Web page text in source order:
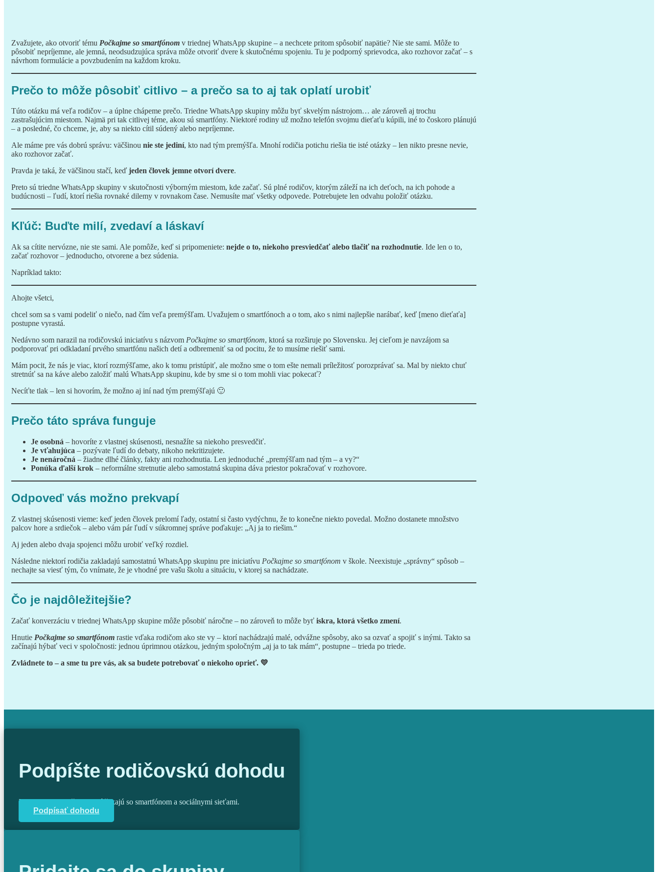
Zvažujete, ako otvoriť tému Počkajme so smartfónom v triednej WhatsApp skupine – a nechcete pritom spôsobiť napätie? Nie ste sami. Môže to
pôsobiť nepríjemne, ale jemná, neodsudzujúca správa môže otvoriť dvere k skutočnému spojeniu. Tu je podporný sprievodca, ako rozhovor začať – s
návrhom formulácie a povzbudením na každom kroku.
Prečo to môže pôsobiť citlivo – a prečo sa to aj tak oplatí urobiť
Túto otázku má veľa rodičov – a úplne chápeme prečo. Triedne WhatsApp skupiny môžu byť skvelým nástrojom… ale zároveň aj trochu
zastrašujúcim miestom. Najmä pri tak citlivej téme, akou sú smartfóny. Niektoré rodiny už možno telefón svojmu dieťaťu kúpili, iné to čoskoro plánujú
– a posledné, čo chceme, je, aby sa niekto cítil súdený alebo nepríjemne.
Ale máme pre vás dobrú správu: väčšinou nie ste jediní, kto nad tým premýšľa. Mnohí rodičia potichu riešia tie isté otázky – len nikto presne nevie,
ako rozhovor začať.
Pravda je taká, že väčšinou stačí, keď jeden človek jemne otvorí dvere.
Preto sú triedne WhatsApp skupiny v skutočnosti výborným miestom, kde začať. Sú plné rodičov, ktorým záleží na ich deťoch, na ich pohode a
budúcnosti – ľudí, ktorí riešia rovnaké dilemy v rovnakom čase. Nemusíte mať všetky odpovede. Potrebujete len odvahu položiť otázku.
Kľúč: Buďte milí, zvedaví a láskaví
Ak sa cítite nervózne, nie ste sami. Ale pomôže, keď si pripomeniete: nejde o to, niekoho presviedčať alebo tlačiť na rozhodnutie. Ide len o to,
začať rozhovor – jednoducho, otvorene a bez súdenia.
Napríklad takto:
Ahojte všetci,
chcel som sa s vami podeliť o niečo, nad čím veľa premýšľam. Uvažujem o smartfónoch a o tom, ako s nimi najlepšie narábať, keď [meno dieťaťa]
postupne vyrastá.
Nedávno som narazil na rodičovskú iniciatívu s názvom Počkajme so smartfónom, ktorá sa rozširuje po Slovensku. Jej cieľom je navzájom sa
podporovať pri odkladaní prvého smartfónu našich detí a odbremeniť sa od pocitu, že to musíme riešiť sami.
Mám pocit, že nás je viac, ktorí rozmýšľame, ako k tomu pristúpiť, ale možno sme o tom ešte nemali príležitosť porozprávať sa. Mal by niekto chuť
stretnúť sa na káve alebo založiť malú WhatsApp skupinu, kde by sme si o tom mohli viac pokecať?
Necíťte tlak – len si hovorím, že možno aj iní nad tým premýšľajú 🙂
Prečo táto správa funguje
Je osobná – hovoríte z vlastnej skúsenosti, nesnažíte sa niekoho presvedčiť.
Je vťahujúca – pozývate ľudí do debaty, nikoho nekritizujete.
Je nenáročná – žiadne dlhé články, fakty ani rozhodnutia. Len jednoduché „premýšľam nad tým – a vy?“
Ponúka ďalší krok – neformálne stretnutie alebo samostatná skupina dáva priestor pokračovať v rozhovore.
Odpoveď vás možno prekvapí
Z vlastnej skúsenosti vieme: keď jeden človek prelomí ľady, ostatní si často vydýchnu, že to konečne niekto povedal. Možno dostanete množstvo
palcov hore a srdiečok – alebo vám pár ľudí v súkromnej správe poďakuje: „Aj ja to riešim.“
Aj jeden alebo dvaja spojenci môžu urobiť veľký rozdiel.
Následne niektorí rodičia zakladajú samostatnú WhatsApp skupinu pre iniciatívu Počkajme so smartfónom v škole. Neexistuje „správny“ spôsob –
nechajte sa viesť tým, čo vnímate, že je vhodné pre vašu školu a situáciu, v ktorej sa nachádzate.
Čo je najdôležitejšie?
Začať konverzáciu v triednej WhatsApp skupine môže pôsobiť náročne – no zároveň to môže byť iskra, ktorá všetko zmení.
Hnutie Počkajme so smartfónom rastie vďaka rodičom ako ste vy – ktorí nachádzajú malé, odvážne spôsoby, ako sa ozvať a spojiť s inými. Takto sa
začínajú hýbať veci v spoločnosti: jednou úprimnou otázkou, jedným spoločným „aj ja to tak mám“, postupne – trieda po triede.
Zvládnete to – a sme tu pre vás, ak sa budete potrebovať o niekoho oprieť. 💛
Podpíšte rodičovskú dohodu
Pripojte sa k rodičom, ktorí čakajú so smartfónom a sociálnymi sieťami.
Podpísať dohodu